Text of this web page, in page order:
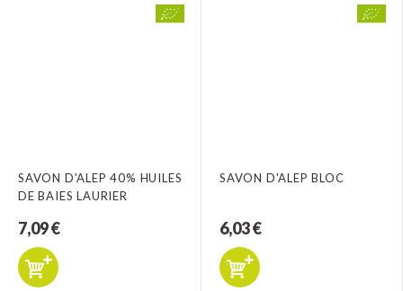
SAVON D'ALEP 40% HUILES
DE BAIES LAURIER
7,09 €
SAVON D'ALEP BLOC
6,03 €